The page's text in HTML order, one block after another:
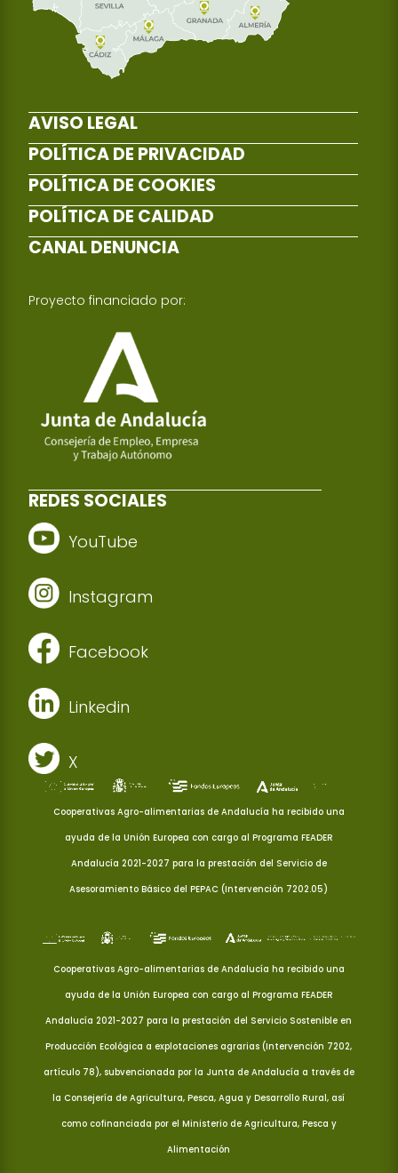
AVISO LEGAL
POLÍTICA DE PRIVACIDAD
POLÍTICA DE COOKIES
POLÍTICA DE CALIDAD
CANAL DENUNCIA
Proyecto financiado por:
REDES SOCIALES
YouTube
Instagram
Facebook
Linkedin
X
Cooperativas Agro-alimentarias de Andalucía ha recibido una
ayuda de la Unión Europea con cargo al Programa FEADER
Andalucía 2021-2027 para la prestación del Servicio de
Asesoramiento Básico del PEPAC (Intervención 7202.05)
Cooperativas Agro-alimentarias de Andalucía ha recibido una
ayuda de la Unión Europea con cargo al Programa FEADER
Andalucía 2021-2027 para la prestación del Servicio Sostenible en
Producción Ecológica a explotaciones agrarias (Intervención 7202,
artículo 78), subvencionada por la Junta de Andalucía a través de
la Consejería de Agricultura, Pesca, Agua y Desarrollo Rural, así
como cofinanciada por el Ministerio de Agricultura, Pesca y
Alimentación